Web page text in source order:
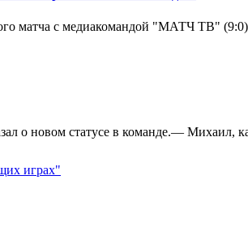
матча с медиакомандой "МАТЧ ТВ"
о новом статусе в команде.— Михаил,
играх"